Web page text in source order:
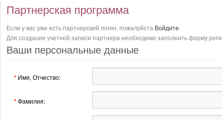
Партнерская программа
Если у вас уже есть партнерский логин, пожалуйста Войдите.
Для создания учетной записи партнера необходимо заполнить форму
Ваши персональные данные
* Имя, Отчество:
*Фамилия: